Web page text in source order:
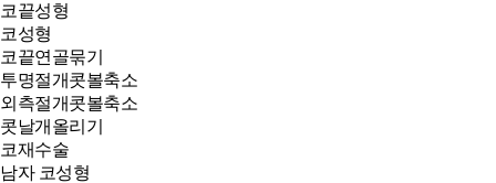
코끝성형
코성형
코끝연골묶기
투명절개콧볼축소
외측절개콧볼축소
콧날개올리기
코재수술
남자 코성형